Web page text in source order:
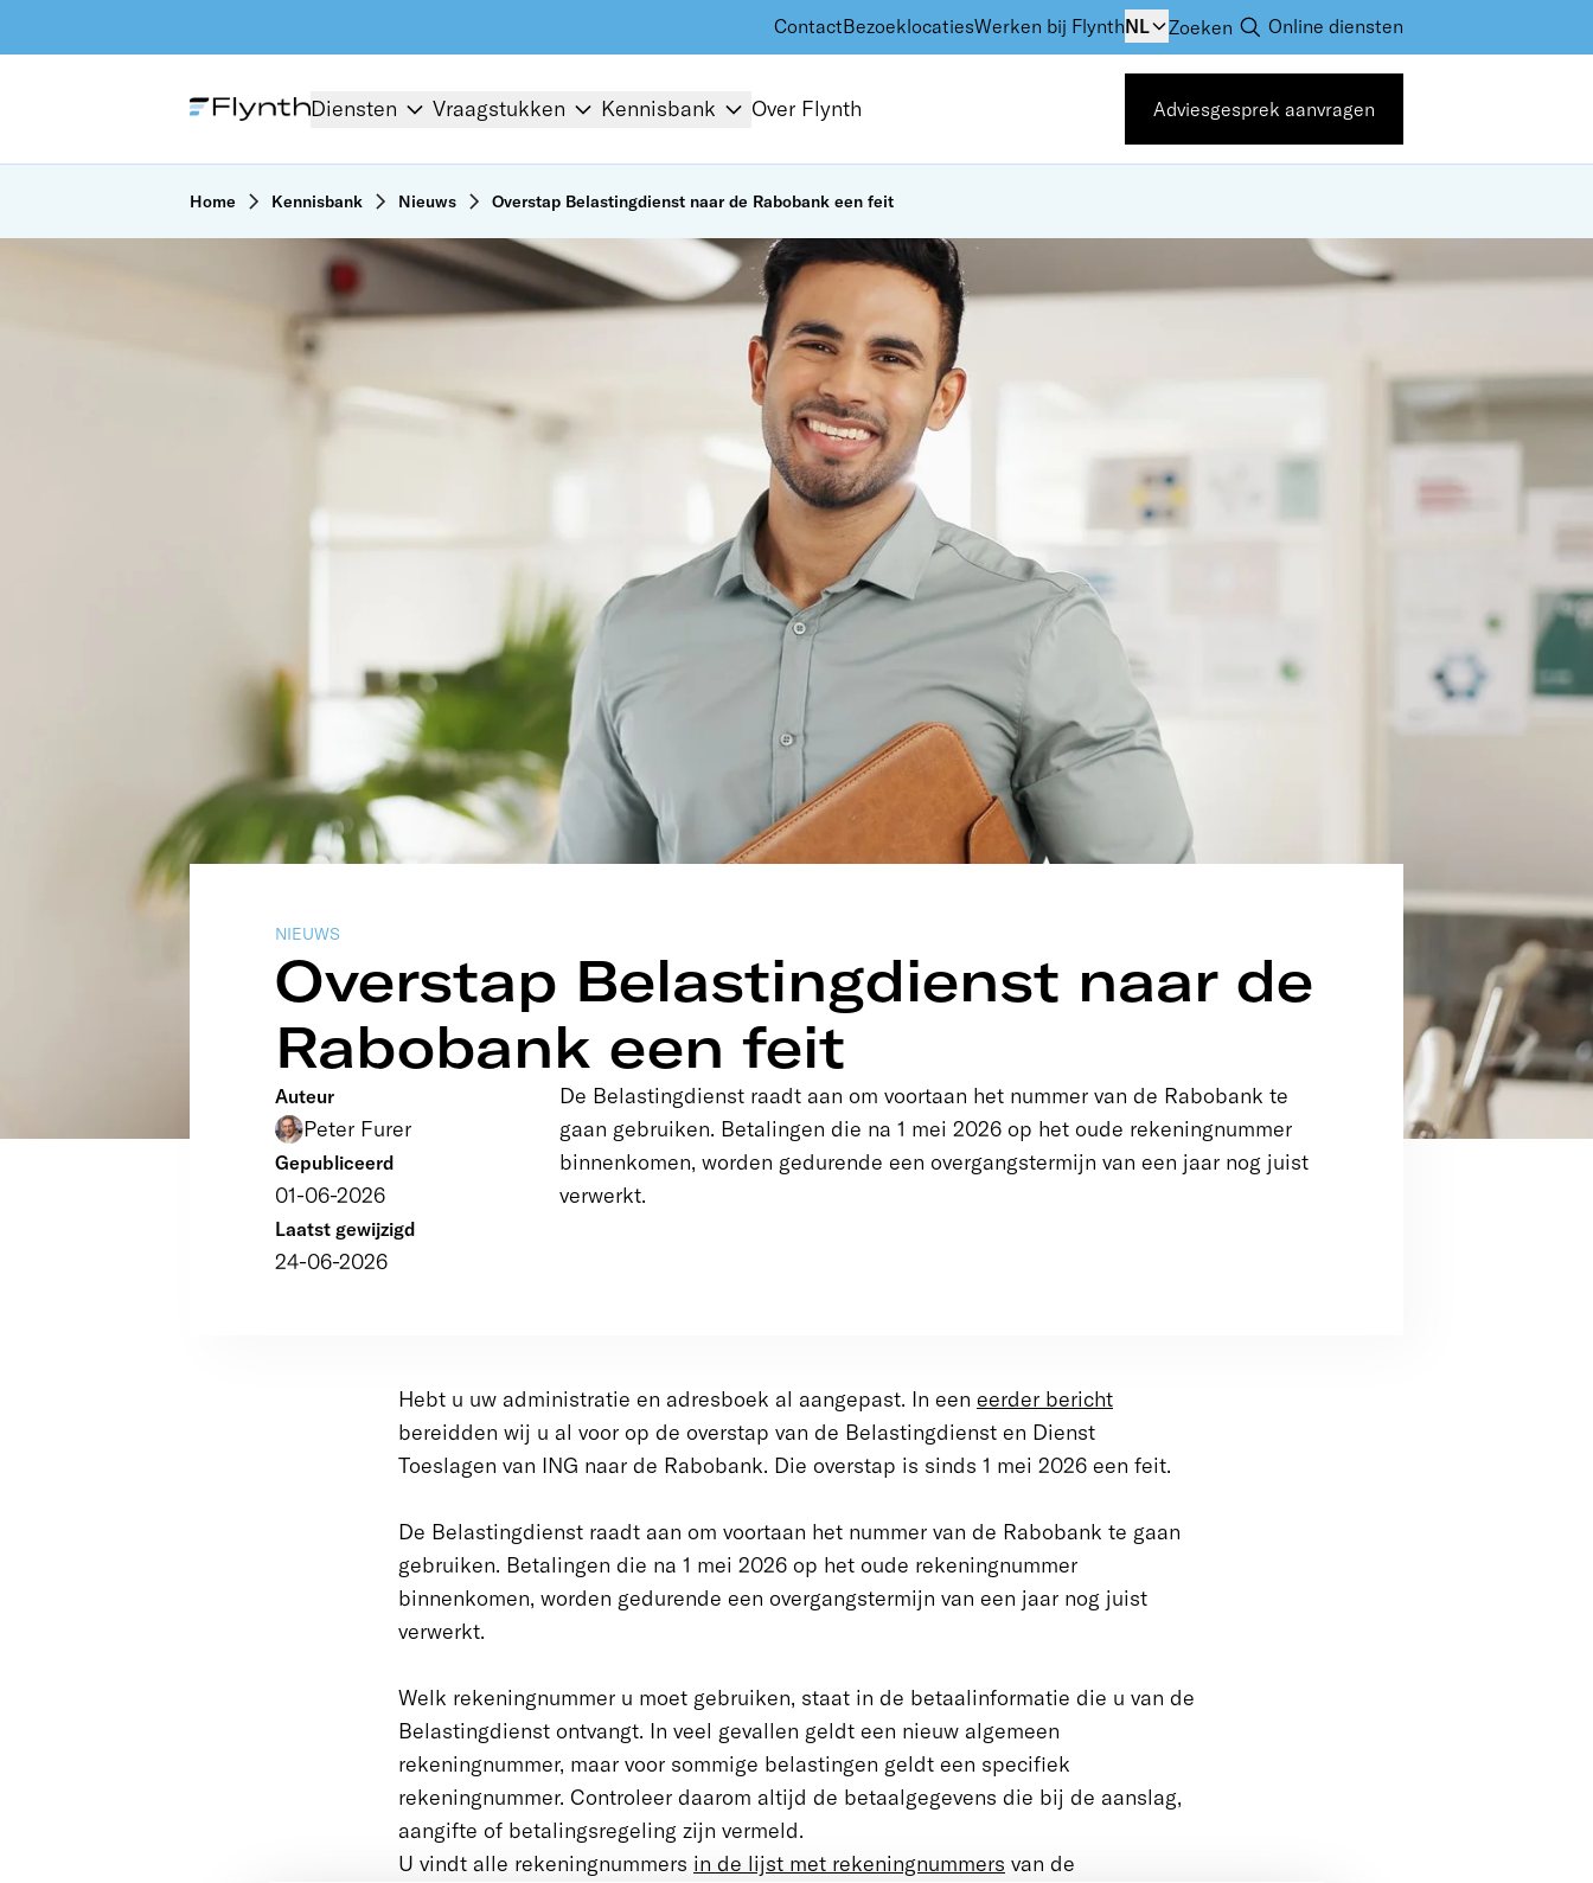
ContactBezoeklocatiesWerken bij FlynthNL Zoeken Online diensten
Diensten Vraagstukken Kennisbank Over Flynth Adviesgesprek aanvragen
Home Kennisbank Nieuws Overstap Belastingdienst naar de Rabobank een feit
Overstap Belastingdienst naar de
Rabobank een feit
NIEUWS
Auteur
Peter Furer
Gepubliceerd
01-06-2026
Laatst gewijzigd
24-06-2026
De Belastingdienst raadt aan om voortaan het nummer van de Rabobank te
gaan gebruiken. Betalingen die na 1 mei 2026 op het oude rekeningnummer
binnenkomen, worden gedurende een overgangstermijn van een jaar nog juist
verwerkt.
Hebt u uw administratie en adresboek al aangepast. In een eerder bericht
bereidden wij u al voor op de overstap van de Belastingdienst en Dienst
Toeslagen van ING naar de Rabobank. Die overstap is sinds 1 mei 2026 een feit.
De Belastingdienst raadt aan om voortaan het nummer van de Rabobank te gaan
gebruiken. Betalingen die na 1 mei 2026 op het oude rekeningnummer
binnenkomen, worden gedurende een overgangstermijn van een jaar nog juist
verwerkt.
Welk rekeningnummer u moet gebruiken, staat in de betaalinformatie die u van de
Belastingdienst ontvangt. In veel gevallen geldt een nieuw algemeen
rekeningnummer, maar voor sommige belastingen geldt een specifiek
rekeningnummer. Controleer daarom altijd de betaalgegevens die bij de aanslag,
aangifte of betalingsregeling zijn vermeld.
U vindt alle rekeningnummers in de lijst met rekeningnummers van de